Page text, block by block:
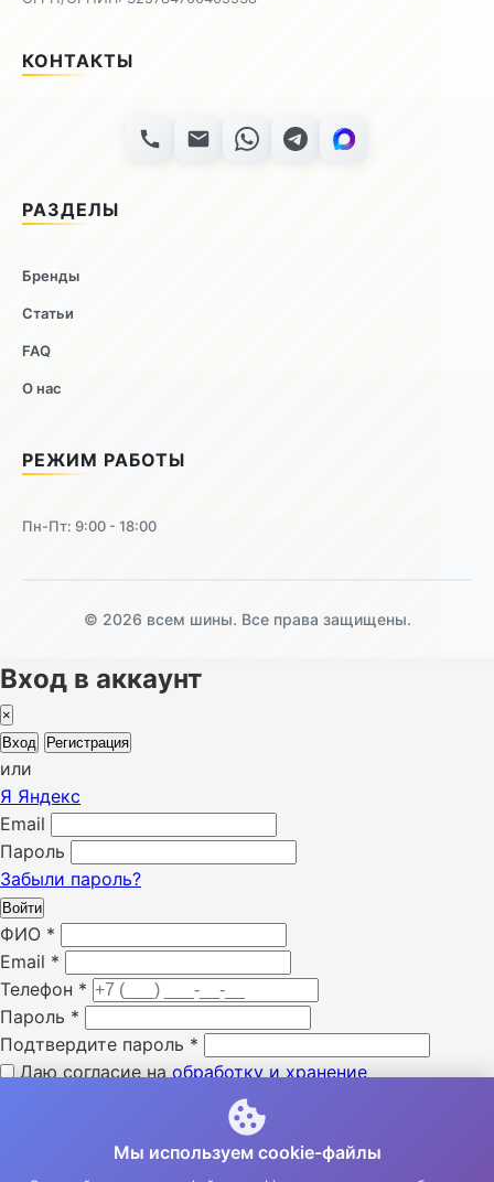
КОНТАКТЫ
РАЗДЕЛЫ
Бренды
Статьи
FAQ
О нас
РЕЖИМ РАБОТЫ
Пн-Пт: 9:00 - 18:00
© 2026 всем шины. Все права защищены.
Вход в аккаунт
×
Вход
Регистрация
или
Я Яндекс
Email
Пароль
Забыли пароль?
Войти
ФИО *
Email *
Телефон *
Пароль *
Подтвердите пароль *
Даю согласие наобработку и хранение
политикой конфиденциальности
Я даю согласие на получение SMS уведомлений *
Мы используем cookie-файлы